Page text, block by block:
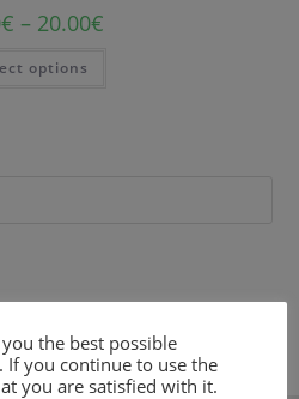
€ – 20.00€
options
the best possible
If you continue to use the
you are satisfied with it.